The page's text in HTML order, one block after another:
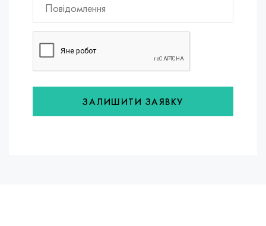
ЗАЛИШИТИ ЗАЯВКУ